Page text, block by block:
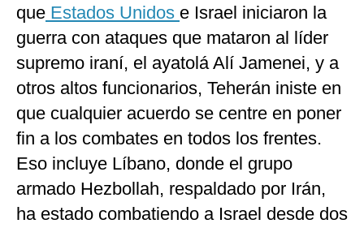
que Estados Unidos e Israel iniciaron la
guerra con ataques que mataron al líder
supremo iraní, el ayatolá Alí Jamenei, y a
otros altos funcionarios, Teherán iniste en
que cualquier acuerdo se centre en poner
fin a los combates en todos los frentes.
Eso incluye Líbano, donde el grupo
armado Hezbollah, respaldado por Irán,
ha estado combatiendo a Israel desde dos